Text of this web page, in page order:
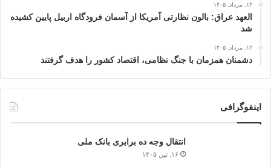
۱۳, مرداد, ۱۴۰۵
العهد عراق: بالون نظارتی آمریکا از آسمان فرودگاه اربیل پایین کشیده
شد
۱۳, مرداد, ۱۴۰۵
دشمنان همزمان با جنگ نظامی، اقتصاد کشور را هدف گرفتند
اینفوگرافی
انتقال وجه ده برابری بانک ملی
۱۶, تیر, ۱۴۰۵